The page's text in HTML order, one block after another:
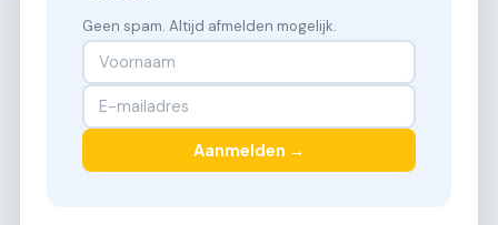
Geen spam. Altijd afmelden mogelijk.
Aanmelden →